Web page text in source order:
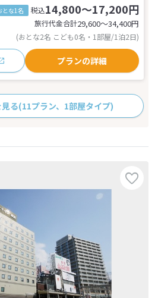
とな1名 税込14,800～17,200円
旅行代金合計29,600〜34,400円
(おとな2名 こども0名・1部屋/1泊2日)
プランの詳細
る(11プラン、1部屋タイプ)